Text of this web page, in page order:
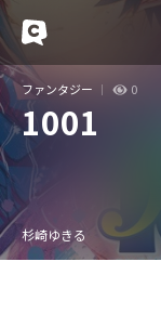
ファンタジー 0
1001
杉崎ゆきる